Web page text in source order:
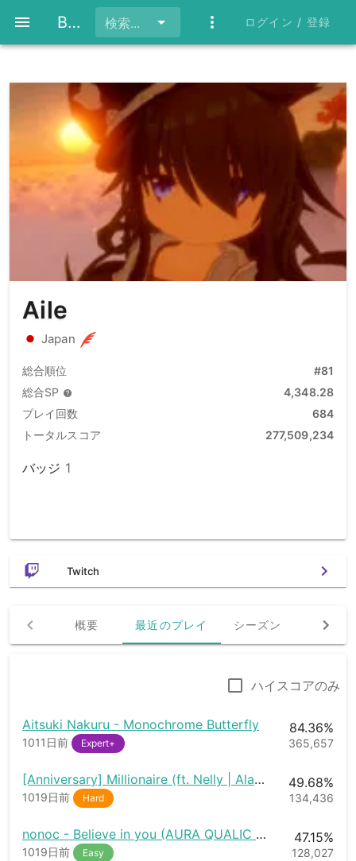
BeatFlare 検索... ログイン / 登録
Aile
Japan
総合順位
#81
総合SP
4,348.28
プレイ回数
684
トータルスコア
277,509,234
バッジ 1
Twitch
概要 最近のプレイ シーズン チャレ
ハイスコアのみ
Aitsuki Nakuru - Monochrome Butterfly
1011日前 Expert+
84.36%
365,657
[Anniversary] Millionaire (ft. Nelly | Alan Walker Remix) - Cash Cash & Digital Farm Animals [StyngMe & Skyler Wallace]
1019日前 Hard
49.68%
134,436
nonoc - Believe in you (AURA QUALIC REMIX)
1019日前 Easy
47.15%
128,027